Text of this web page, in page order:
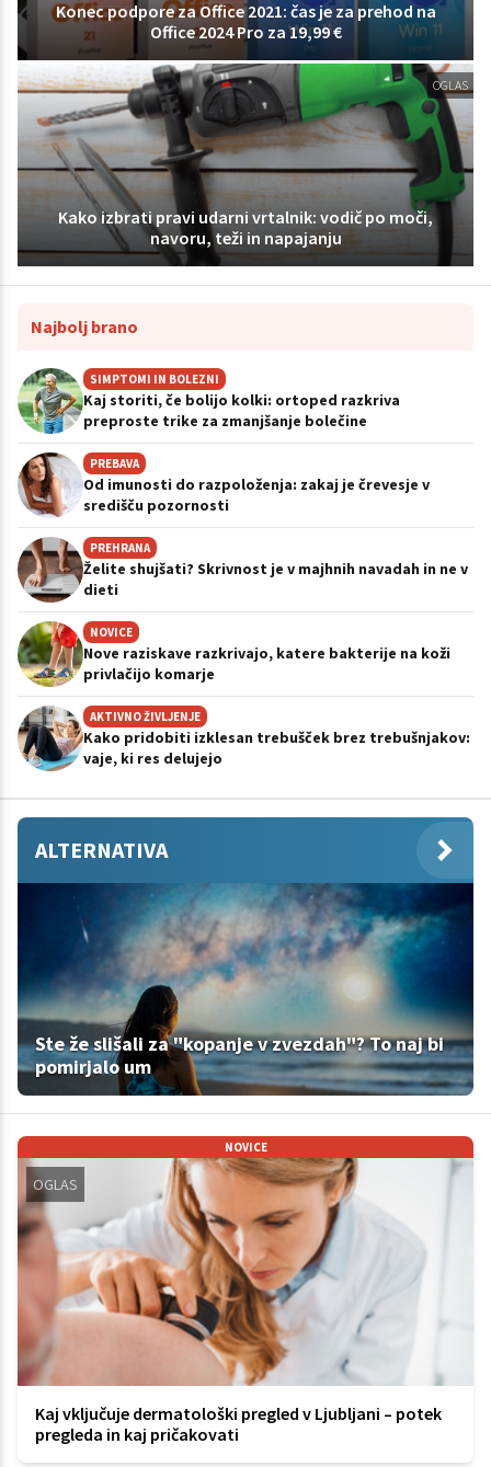
Konec podpore za Office 2021: čas je za prehod na
Office 2024 Pro za 19,99 €
OGLAS
Kako izbrati pravi udarni vrtalnik: vodič po moči,
navoru, teži in napajanju
Najbolj brano
SIMPTOMI IN BOLEZNI
Kaj storiti, če bolijo kolki: ortoped razkriva
preproste trike za zmanjšanje bolečine
PREBAVA
Od imunosti do razpoloženja: zakaj je črevesje v
središču pozornosti
PREHRANA
Želite shujšati? Skrivnost je v majhnih navadah in ne v
dieti
NOVICE
Nove raziskave razkrivajo, katere bakterije na koži
privlačijo komarje
AKTIVNO ŽIVLJENJE
Kako pridobiti izklesan trebušček brez trebušnjakov:
vaje, ki res delujejo
ALTERNATIVA
Ste že slišali za "kopanje v zvezdah"? To naj bi
pomirjalo um
NOVICE
OGLAS
Kaj vključuje dermatološki pregled v Ljubljani – potek
pregleda in kaj pričakovati